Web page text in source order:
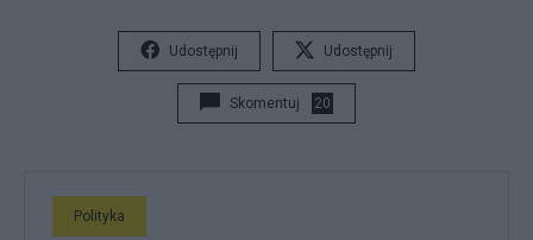
Udostępnij Udostępnij
Skomentuj 20
Polityka